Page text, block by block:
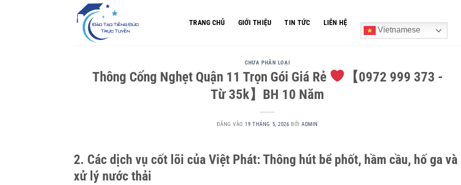
TRANG CHỦ GIỚI THIỆU TIN TỨC
LIÊN HỆ
Vietnamese
CHƯA PHÂN LOẠI
Thông Cống Nghẹt Quận 11 Trọn Gói Giá Rẻ
【0972 999 373 -
Từ 35k】BH 10 Năm
ĐĂNG VÀO19 THÁNG 5, 2026 BỞIADMIN
2. Các dịch vụ cốt lõi của Việt Phát: Thông hút bể phốt, hầm cầu, hố ga và
xử lý nước thải